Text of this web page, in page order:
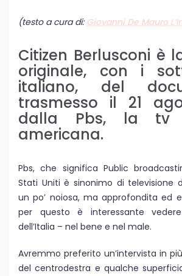
(testo a cura di: Giovanni De Mauro
Citizen Berlusconi è
originale, con i
italiano, del
trasmesso il 21
dalla Pbs, la tv
americana.
Pbs, che significa Public
Stati Uniti è sinonimo di televisione
un po’ noiosa, ma approfondita ed
per questo è interessante
dell’Italia – nel bene e nel male.
Avremmo preferito un’intervista in
del centrodestra e qualche